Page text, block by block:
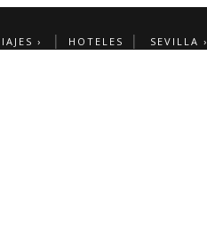
› HOTELES SEVILLA ›